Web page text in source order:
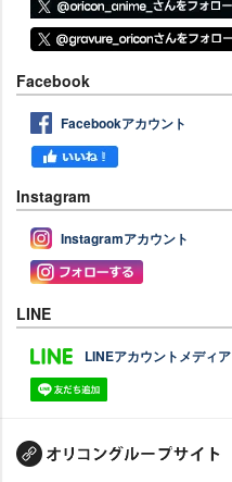
Facebook
Facebookアカウント
Instagram
Instagramアカウント
LINE
LINEアカウントメディア